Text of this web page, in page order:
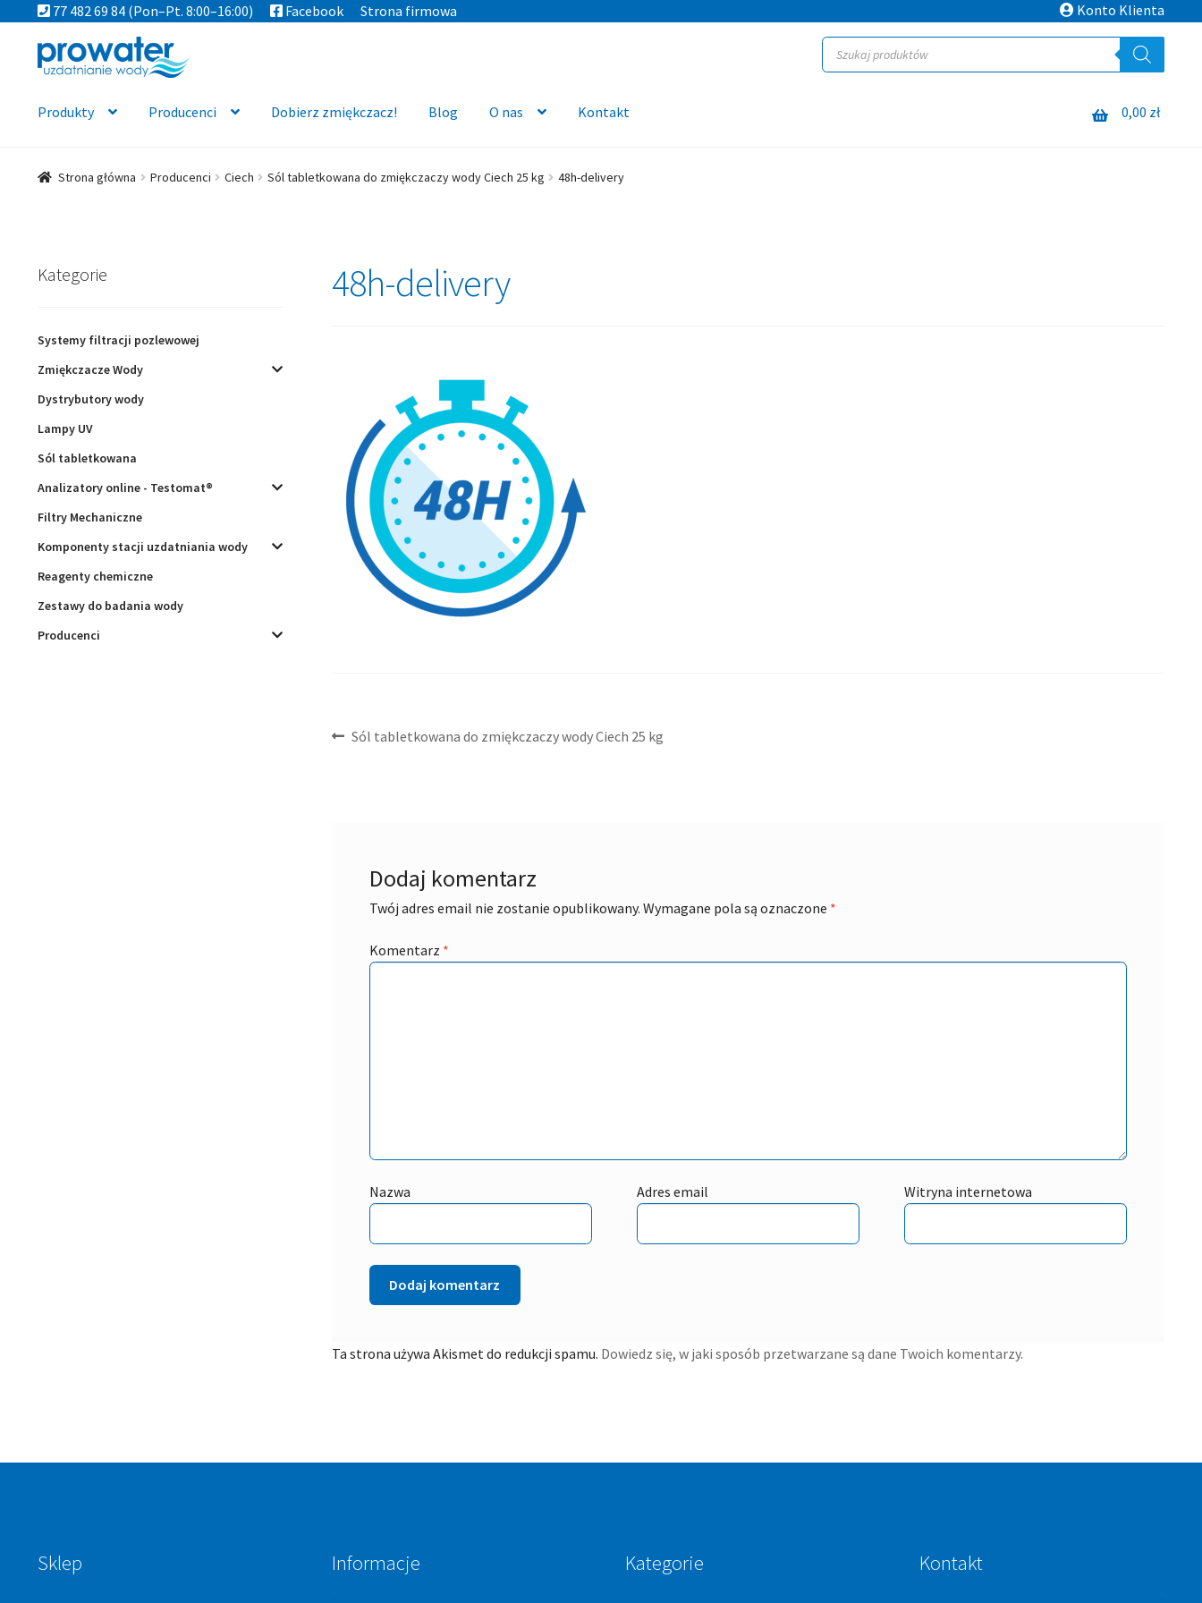
77 482 69 84(Pon–Pt. 8:00–16:00) Facebook Strona firmowa Konto Klienta
Przejdź
do
Przejdź
do
Wyszukiwarka
produktów
Produkty Producenci Dobierz zmiękczacz! Blog O nas Kontakt 0,00 zł
Strona główna Producenci Ciech Sól tabletkowana do zmiękczaczy wody Ciech 25 kg 48h-delivery
48h-delivery
Nawigacja
Poprzedni
Sól tabletkowana do zmiękczaczy wody Ciech 25 kg
Dodaj komentarz
Twój adres email nie zostanie opublikowany. Wymagane pola są oznaczone *
Komentarz *
Nazwa Adres email Witryna internetowa
Ta strona używa Akismet do redukcji spamu. Dowiedz się, w jaki sposób przetwarzane są dane Twoich komentarzy.
Kategorie
Systemy filtracji pozlewowej
Zmiękczacze Wody
Dystrybutory wody
Lampy UV
Sól tabletkowana
Analizatory online - Testomat®
Filtry Mechaniczne
Komponenty stacji uzdatniania wody
Reagenty chemiczne
Zestawy do badania wody
Producenci
Sklep Informacje Kategorie Kontakt